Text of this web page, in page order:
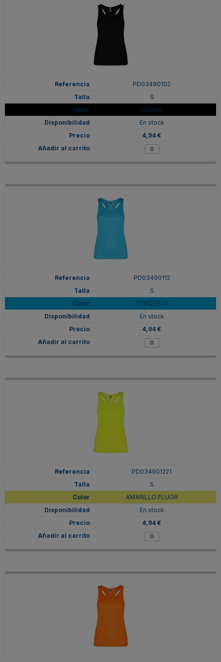
PD03490102
S
NEGRO
En stock
4,94 €
PD03490112
S
TURQUESA
En stock
4,94 €
PD034901221
S
AMARILLO FLUOR
En stock
4,94 €